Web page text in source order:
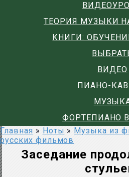
ТЕОРИЯ МУЗЫКИ
КНИГИ:
ВИДЕО
ПИАНО-
ФОРТЕПИАНО
Главная » Ноты » Музыка из
русских фильмов
Заседание